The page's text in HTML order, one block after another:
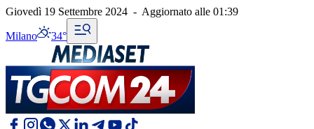
Giovedì 19 Settembre 2024 - Aggiornato alle 01:39
Milano 34°